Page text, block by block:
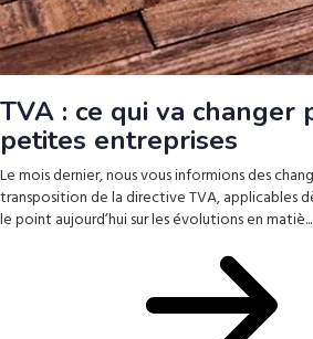
TVA : ce qui va changer
petites entreprises
Le mois dernier, nous vous informions des
transposition de la directive TVA, applicables
le point aujourd’hui sur les évolutions en matiè...